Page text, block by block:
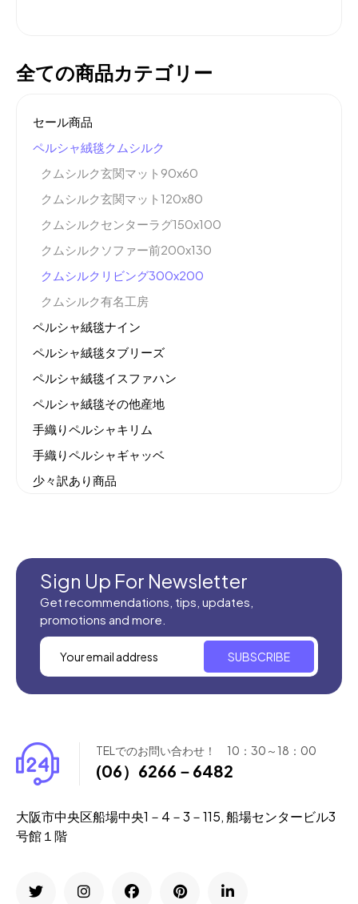
全ての商品カテゴリー
セール商品
ペルシャ絨毯クムシルク
クムシルク玄関マット90x60
クムシルク玄関マット120x80
クムシルクセンターラグ150x100
クムシルクソファー前200x130
クムシルクリビング300x200
クムシルク有名工房
ペルシャ絨毯ナイン
ペルシャ絨毯タブリーズ
ペルシャ絨毯イスファハン
ペルシャ絨毯その他産地
手織りペルシャキリム
手織りペルシャギャッベ
少々訳あり商品
新商品入荷
Sign Up For Newsletter
Get recommendations, tips, updates,
promotions and more.
SUBSCRIBE
TELでのお問い合わせ！ 10：30～18：00
(06）6266－6482
大阪市中央区船場中央1－4－3－115, 船場センタービル3
号館１階